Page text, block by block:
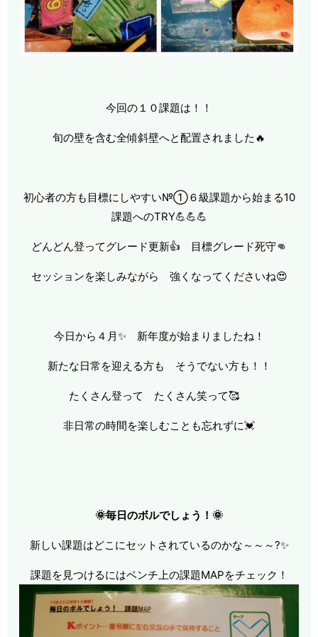
今回の１０課題は！！
旬の壁を含む全傾斜壁へと配置されました🔥
初心者の方も目標にしやすい№①６級課題から始まる10
課題へのTRY💪💪💪
どんどん登ってグレード更新👍 目標グレード死守👊
セッションを楽しみながら 強くなってくださいね😍
今日から４月✨ 新年度が始まりましたね！
新たな日常を迎える方も そうでない方も！！
たくさん登って たくさん笑って🥰
非日常の時間を楽しむことも忘れずに💓
🌞毎日のボルでしょう！🌞
新しい課題はどこにセットされているのかな～～～?✨
課題を見つけるにはベンチ上の課題MAPをチェック！